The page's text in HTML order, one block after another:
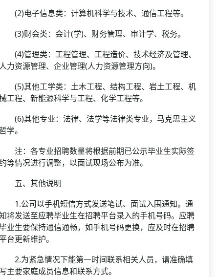
电子信息类：计算机科学与技术、通信工程等。
财会类：会计(学)、财务管理、审计学、税务。
管理类：工程管理、工程造价、技术经济及管理、
力资源管理、企业管理(人力资源管理方向)。
其他工学类：土木工程、结构工程、岩土工程、机
工程、新能源科学与工程、化学工程等。
其他专业：法律、法学等法律类专业，马克思主义
学。
：各专业招聘数量将根据前期已公示毕业生实际签
等情况进行调整，以面试现场公布为准。
、其他说明
公司以手机短信方式发送笔试、面试入围通知。通
将发送至应聘毕业生在招聘平台录入的手机号码。应聘
业生要保持通信通畅，如手机号码更换，应及时在招聘
台更新维护。
为紧急情况下能第一时间联系相关人员，请准确填
主要家庭成员信息和联系方式。